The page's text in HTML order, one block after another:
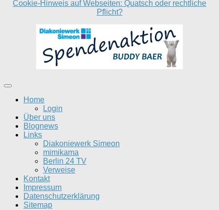
Cookie-Hinweis auf Webseiten: Quatsch oder rechtliche
Pflicht?
Home
Login
Über uns
Blognews
Links
Diakoniewerk Simeon
mimikama
Berlin 24 TV
Verweise
Kontakt
Impressum
Datenschutzerklärung
Sitemap